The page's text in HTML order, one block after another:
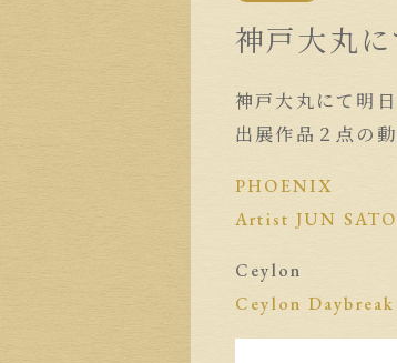
神戸大丸に
神戸大丸にて明
出展作品２点の
PHOENIX
Artist JUN
Ceylon
Ceylon